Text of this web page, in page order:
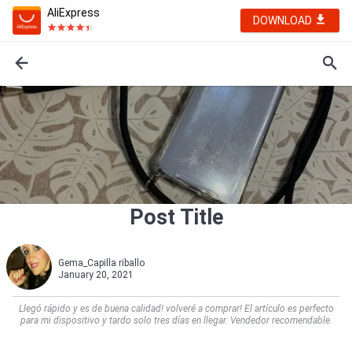
AliExpress
DOWNLOAD
Post Title
Gema_Capilla riballo
January 20, 2021
Llegó rápido y es de buena calidad! volveré a comprar! El artículo es perfecto
para mi dispositivo y tardo solo tres días en llegar. Vendedor recomendable.